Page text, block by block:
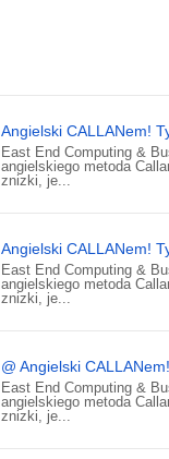
Angielski CALLANem!
East End Computing &
angielskiego metoda
znizki, je...
Angielski CALLANem!
East End Computing &
angielskiego metoda
znizki, je...
@ Angielski
East End Computing &
angielskiego metoda
znizki, je...